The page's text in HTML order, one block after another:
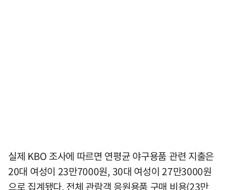
실제 KBO 조사에 따르면 연평균 야구용품 관련 지출은
20대 여성이 23만7000원, 30대 여성이 27만3000원
으로 집계됐다. 전체 관람객 응원용품 구매 비용(23만